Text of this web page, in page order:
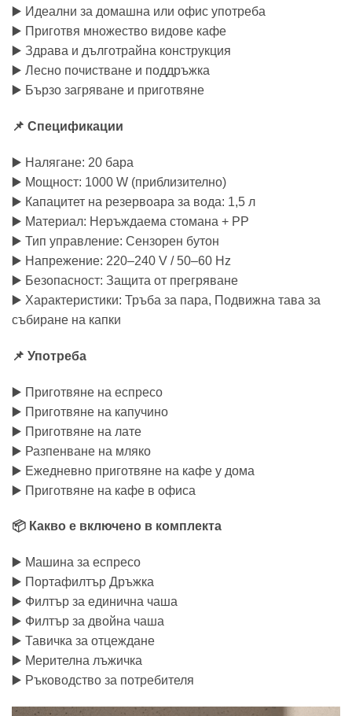
▶️ Идеални за домашна или офис употреба
▶️ Приготвя множество видове кафе
▶️ Здрава и дълготрайна конструкция
▶️ Лесно почистване и поддръжка
▶️ Бързо загряване и приготвяне
📌 Спецификации
▶️ Налягане: 20 бара
▶️ Мощност: 1000 W (приблизително)
▶️ Капацитет на резервоара за вода: 1,5 л
▶️ Материал: Неръждаема стомана + PP
▶️ Тип управление: Сензорен бутон
▶️ Напрежение: 220–240 V / 50–60 Hz
▶️ Безопасност: Защита от прегряване
▶️ Характеристики: Тръба за пара, Подвижна тава за
събиране на капки
📌 Употреба
▶️ Приготвяне на еспресо
▶️ Приготвяне на капучино
▶️ Приготвяне на лате
▶️ Разпенване на мляко
▶️ Ежедневно приготвяне на кафе у дома
▶️ Приготвяне на кафе в офиса
📦 Какво е включено в комплекта
▶️ Машина за еспресо
▶️ Портафилтър Дръжка
▶️ Филтър за единична чаша
▶️ Филтър за двойна чаша
▶️ Тавичка за отцеждане
▶️ Мерителна лъжичка
▶️ Ръководство за потребителя